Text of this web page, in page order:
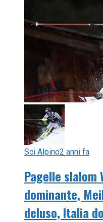
Sci Alpino2 anni fa
Pagelle slalom
dominante,
deluso, Italia